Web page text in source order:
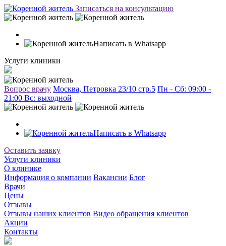
Записаться на консультацию
Написать в Whatsapp
Услуги клиники
Вопрос врачу Москва, Петровка 23/10 стр.5 Пн - Сб: 09:00 -
21:00 Вc: выходной
Написать в Whatsapp
Оставить заявку
Услуги клиники
О клинике
Информация о компании Вакансии Блог
Врачи
Цены
Отзывы
Отзывы наших клиентов Видео обращения клиентов
Акции
Контакты